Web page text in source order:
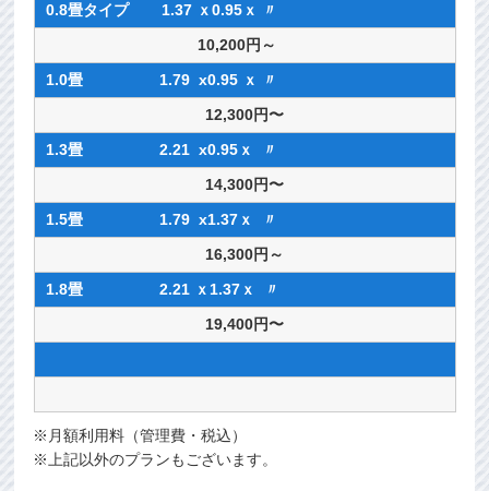
0.8畳タイプ 1.37 ｘ0.95ｘ 〃
10,200円～
1.0畳 1.79 x0.95 ｘ 〃
12,300円〜
1.3畳 2.21 x0.95ｘ 〃
14,300円〜
1.5畳 1.79 x1.37ｘ 〃
16,300円～
1.8畳 2.21 ｘ1.37ｘ 〃
19,400円〜
※月額利用料（管理費・税込）
※上記以外のプランもございます。